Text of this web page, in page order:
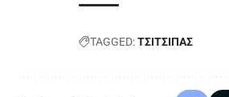
TAGGED:ΤΣΙΤΣΙΠΑΣ